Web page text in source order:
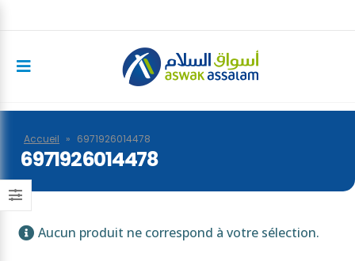
Accueil » 6971926014478
6971926014478
Aucun produit ne correspond à votre sélection.